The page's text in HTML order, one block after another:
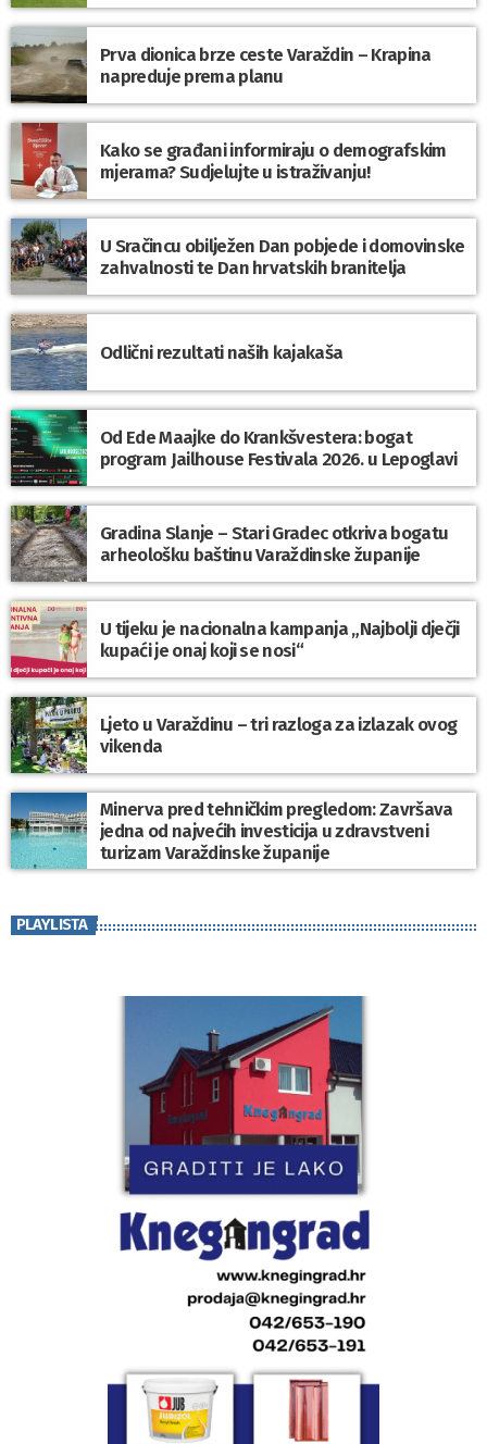
Prva dionica brze ceste Varaždin – Krapina
napreduje prema planu
Kako se građani informiraju o demografskim
mjerama? Sudjelujte u istraživanju!
U Sračincu obilježen Dan pobjede i domovinske
zahvalnosti te Dan hrvatskih branitelja
Odlični rezultati naših kajakaša
Od Ede Maajke do Krankšvestera: bogat
program Jailhouse Festivala 2026. u Lepoglavi
Gradina Slanje – Stari Gradec otkriva bogatu
arheološku baštinu Varaždinske županije
U tijeku je nacionalna kampanja „Najbolji dječji
kupaći je onaj koji se nosi“
Ljeto u Varaždinu – tri razloga za izlazak ovog
vikenda
Minerva pred tehničkim pregledom: Završava
jedna od najvećih investicija u zdravstveni
turizam Varaždinske županije
PLAYLISTA